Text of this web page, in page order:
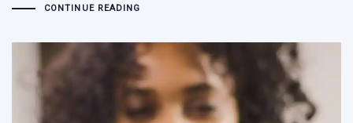
CONTINUE READING